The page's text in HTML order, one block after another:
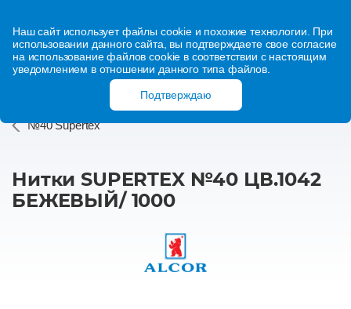
Наш сайт использует файлы cookie и похожие технологии. При
использовании данного сайта, вы подтверждаете свое согласие
на использование файлов cookie в соответствии с настоящим
уведомлением в отношении данного типа файлов.
Подтверждаю
№40 Supertex
Нитки SUPERTEX №40 ЦВ.1042
БЕЖЕВЫЙ/ 1000